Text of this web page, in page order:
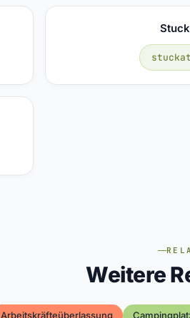
Weitere
Arbeitskräfteüberlassung